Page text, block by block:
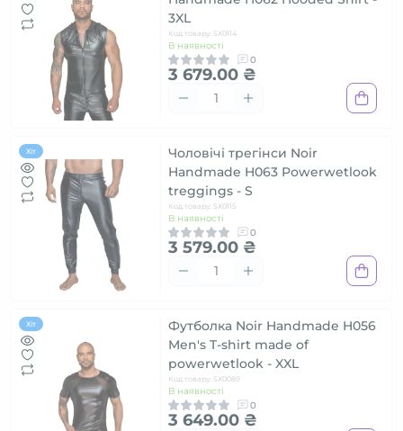
3XL
Код товару: SX0114
В наявності
0
3 679.00 ₴
Хіт
Чоловічі трегінси Noir
Handmade H063 Powerwetlook
treggings - S
Код товару: SX0115
В наявності
0
3 579.00 ₴
Хіт
Футболка Noir Handmade H056
Men's T-shirt made of
powerwetlook - XXL
Код товару: SX0089
В наявності
0
3 649.00 ₴